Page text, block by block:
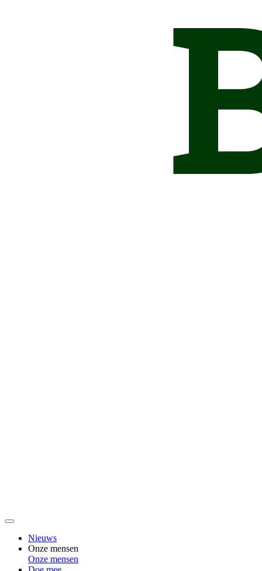
Nieuws
Onze mensen
Onze mensen